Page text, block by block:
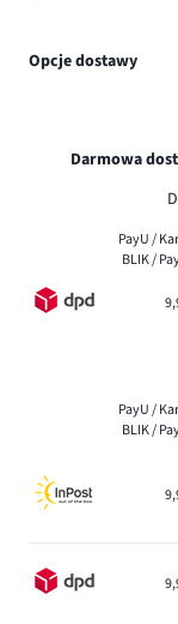
Opcje dostawy
Darmowa
PayU /
BLIK /
PayU /
BLIK /